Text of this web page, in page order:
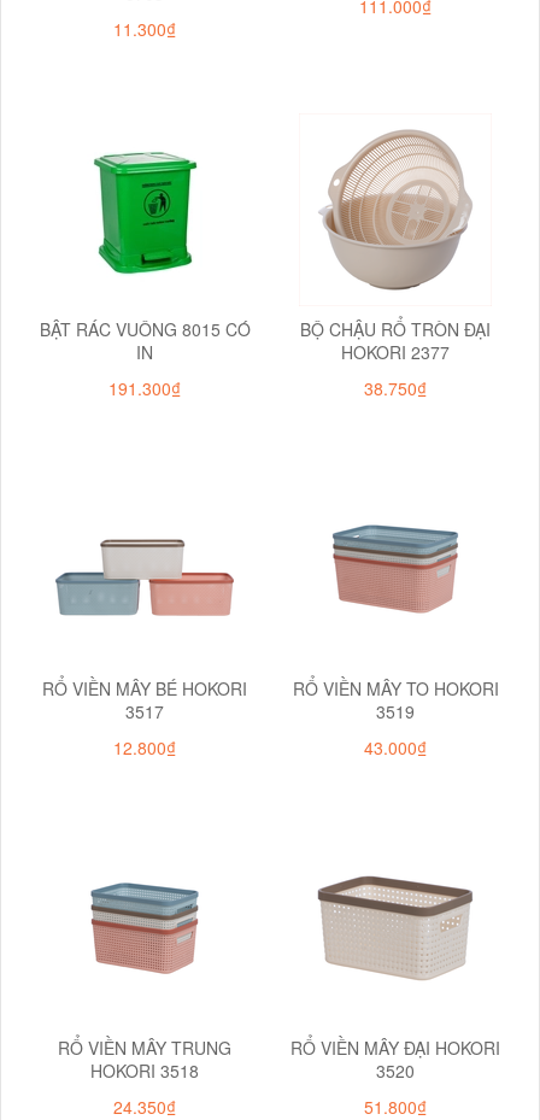
11.300₫
111.000₫
BẬT RÁC VUÔNG 8015 CÓ
IN
191.300₫
BỘ CHẬU RỔ TRÒN ĐẠI
HOKORI 2377
38.750₫
RỔ VIỀN MÂY BÉ HOKORI
3517
12.800₫
RỔ VIỀN MÂY TO HOKORI
3519
43.000₫
RỔ VIỀN MÂY TRUNG
HOKORI 3518
24.350₫
RỔ VIỀN MÂY ĐẠI HOKORI
3520
51.800₫